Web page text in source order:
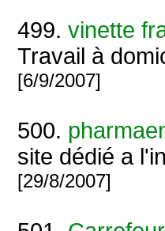
499. vinette
Travail à
[6/9/2007]
500.
site dédié a
[29/8/2007]